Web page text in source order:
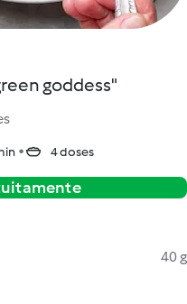
goddess"
4 doses
40 g